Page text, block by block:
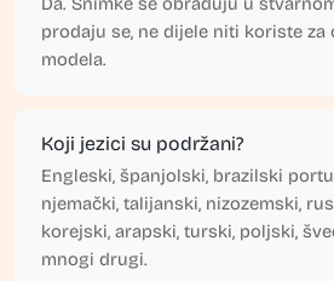
prodaju se, ne dijele niti koriste
modela.
Koji jezici su podržani?
Engleski, španjolski, brazilski
njemački, talijanski, nizozemski,
korejski, arapski, turski, poljski,
mnogi drugi.